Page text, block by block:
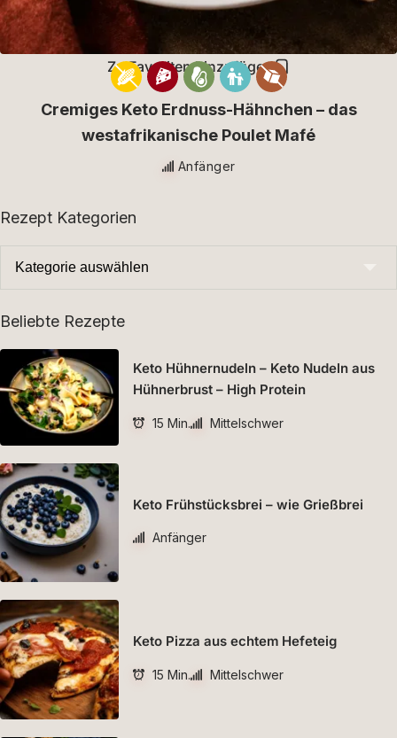
Zu Favoriten hinzufügen
Cremiges Keto Erdnuss-Hähnchen – das
westafrikanische Poulet Mafé
Anfänger
Rezept Kategorien
Beliebte Rezepte
Keto Hühnernudeln – Keto Nudeln aus
Hühnerbrust – High Protein
15 Min. Mittelschwer
Keto Frühstücksbrei – wie Grießbrei
Anfänger
Keto Pizza aus echtem Hefeteig
15 Min. Mittelschwer